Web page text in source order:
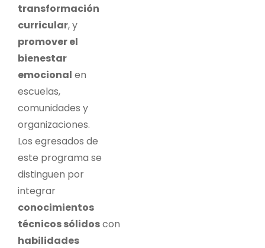
transformación
curricular, y
promover el
bienestar
emocional en
escuelas,
comunidades y
organizaciones.
Los egresados de
este programa se
distinguen por
integrar
conocimientos
técnicos sólidoscon
habilidades